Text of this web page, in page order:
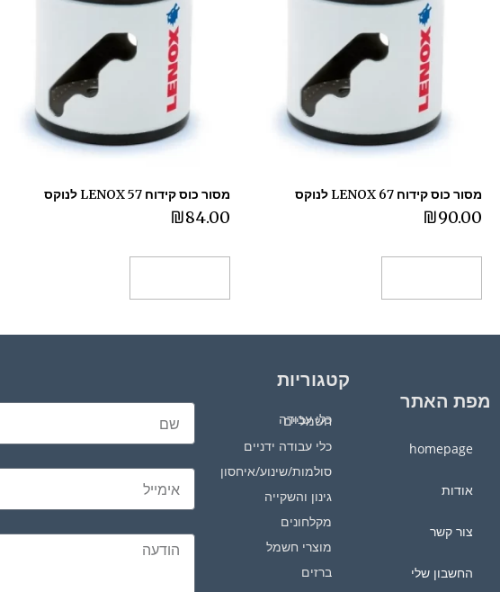
מסור כוס קידוח 67 LENOX לנוקס
₪90.00
מסור כוס קידוח 57 LENOX לנוקס
₪84.00
מפת האתר
homepage
אודות
צור קשר
החשבון שלי
קטגוריות
כלי עבודה חשמליים
כלי עבודה ידניים
סולמות/שינוע/איחסון
גינון והשקייה
מקלחונים
מוצרי חשמל
ברזים